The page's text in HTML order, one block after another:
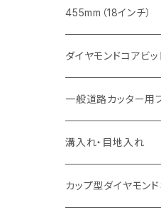
FRP切断用
塩ビ管・キッチンパ
大理石
ヒューム管・U字溝切
鋳鉄管切断用
ヒューム管・U字溝
インターロッキング切
鋳鉄管切断用
ヒューム管・U字溝
インターロッキング切
一般道路カッター用
ヒューム管・U字溝
アスファルト切断用
一般道路カッター用
セグメント（特殊凹凸加
セグメントタイプ
コンクリート切断用
セグメント
セグメント（特殊凸凹加
ブロック切断用
セグメント
セグメント（特殊凸凹加
レンガ切断用
セグメント
セグメント（特殊凸凹加
インターロッキング切
セグメントタイプ
鋳鉄管切断用
セグメント
セグメント（特殊凸凹加
鉄筋コンクリート切断
セグメントタイプ
コンクリート切断用
セグメント
セグメント（特殊凸凹加
ブロック切断用
セグメント
セグメント（特殊凸凹加
レンガ切断用
セグメント
インターロッキング
みかげ石（御影石）切
セグメントタイプ
コンクリート切断用
セグメントタイプ
一般道路カッター用
鉄筋コンクリート切
セグメントタイプ
インターロッキング切
セグメントタイプ
鋳鉄管切断用
455mm（18インチ）
道路コンクリート切
道路アスファルト切
ダイヤモンドコアビッ
Aロット
有効長 250mm
有効長 370mm
Ｃロット
有効長 250mm
M27
一般道路カッター用
道路（アスファルト用）
255mm（10インチ）
道路（コンクリート舗
溝入れ・目地入れ
V型チップ
カップ型ダイヤモン